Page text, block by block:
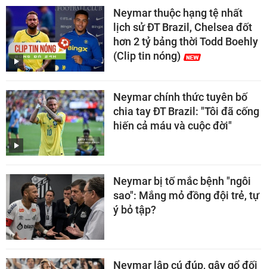
Neymar thuộc hạng tệ nhất
lịch sử ĐT Brazil, Chelsea đốt
hơn 2 tỷ bảng thời Todd Boehly
(Clip tin nóng)
Neymar chính thức tuyên bố
chia tay ĐT Brazil: "Tôi đã cống
hiến cả máu và cuộc đời"
Neymar bị tố mắc bệnh "ngôi
sao": Mắng mỏ đồng đội trẻ, tự
ý bỏ tập?
Neymar lập cú đúp, gây gổ đối